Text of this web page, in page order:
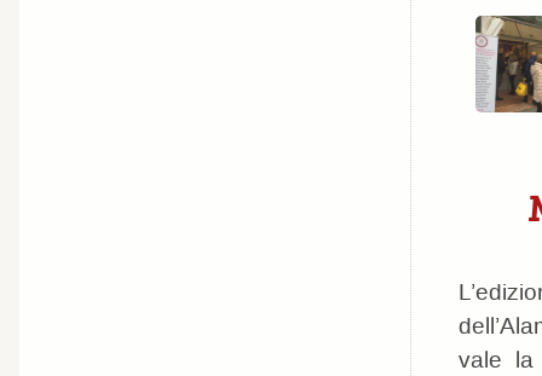
vale la